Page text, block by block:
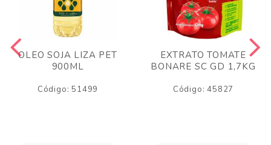
OLEO SOJA LIZA PET
900ML
Código: 51499
EXTRATO TOMATE
BONARE SC GD 1,7KG
Código: 45827